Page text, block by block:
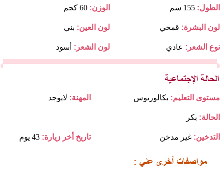
الوزن: 60 كجم الطول: 155 سم
لون العين: بني لون البشرة: قمحي
لون الشعر: أسود نوع الشعر: عادي
المهنة: لايوجد مستوى التعليم: بكالوريوس
الحالة: بكر
تاريخ أخر زيارة: 43 يوم التدخين: غير مدخن